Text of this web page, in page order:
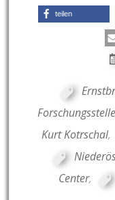
teilen
Kurt Kotrschal,
Center,